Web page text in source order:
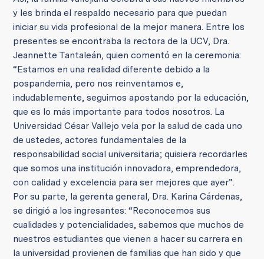
y les brinda el respaldo necesario para que puedan
iniciar su vida profesional de la mejor manera. Entre los
presentes se encontraba la rectora de la UCV, Dra.
Jeannette Tantaleán, quien comentó en la ceremonia:
“Estamos en una realidad diferente debido a la
pospandemia, pero nos reinventamos e,
indudablemente, seguimos apostando por la educación,
que es lo más importante para todos nosotros. La
Universidad César Vallejo vela por la salud de cada uno
de ustedes, actores fundamentales de la
responsabilidad social universitaria; quisiera recordarles
que somos una institución innovadora, emprendedora,
con calidad y excelencia para ser mejores que ayer”.
Por su parte, la gerenta general, Dra. Karina Cárdenas,
se dirigió a los ingresantes: “Reconocemos sus
cualidades y potencialidades, sabemos que muchos de
nuestros estudiantes que vienen a hacer su carrera en
la universidad provienen de familias que han sido y que